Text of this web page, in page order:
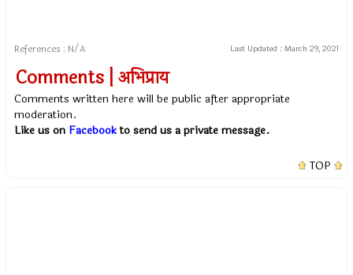
References : N/A Last Updated : March 29, 2021
Comments | अभिप्राय
Comments written here will be public after appropriate
moderation.
Like us on Facebookto send us a private message.
TOP